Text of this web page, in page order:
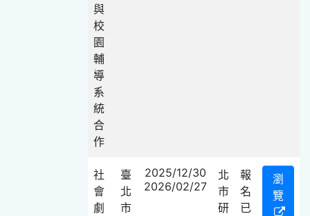
與
校
園
輔
導
系
統
合
作
社
會
劇
臺
北
市
2025/12/30
2026/02/27
北
市
研
報
名
已
瀏
覽